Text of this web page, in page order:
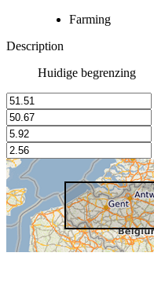
Farming
Description
Huidige begrenzing